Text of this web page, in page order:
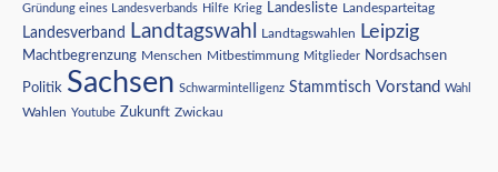
Gründung eines Landesverbands Hilfe Krieg Landesliste Landesparteitag
Landesverband Landtagswahl Landtagswahlen Leipzig
Machtbegrenzung Menschen Mitbestimmung Mitglieder Nordsachsen
Politik Sachsen Schwarmintelligenz Stammtisch Vorstand Wahl
Wahlen Youtube Zukunft Zwickau